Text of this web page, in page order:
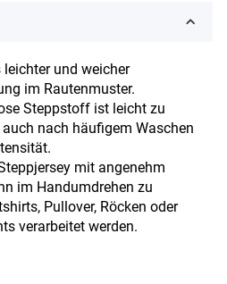
leichter und weicher
im Rautenmuster.
Steppstoff ist leicht zu
nach häufigem Waschen
mit angenehm
im Handumdrehen zu
Pullover, Röcken oder
verarbeitet werden.